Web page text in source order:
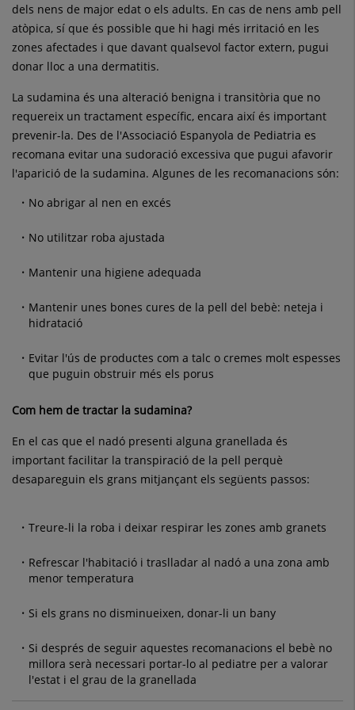
dels nens de major edat o els adults. En cas de nens amb pell
atòpica, sí que és possible que hi hagi més irritació en les
zones afectades i que davant qualsevol factor extern, pugui
donar lloc a una dermatitis.
La sudamina és una alteració benigna i transitòria que no
requereix un tractament específic, encara així és important
prevenir-la. Des de l'Associació Espanyola de Pediatria es
recomana evitar una sudoració excessiva que pugui afavorir
l'aparició de la sudamina. Algunes de les recomanacions són:
No abrigar al nen en excés
No utilitzar roba ajustada
Mantenir una higiene adequada
Mantenir unes bones cures de la pell del bebè: neteja i
hidratació
Evitar l'ús de productes com a talc o cremes molt espesses
que puguin obstruir més els porus
Com hem de tractar la sudamina?
En el cas que el nadó presenti alguna granellada és
important facilitar la transpiració de la pell perquè
desapareguin els grans mitjançant els següents passos:
Treure-li la roba i deixar respirar les zones amb granets
Refrescar l'habitació i traslladar al nadó a una zona amb
menor temperatura
Si els grans no disminueixen, donar-li un bany
Si després de seguir aquestes recomanacions el bebè no
millora serà necessari portar-lo al pediatre per a valorar
l'estat i el grau de la granellada